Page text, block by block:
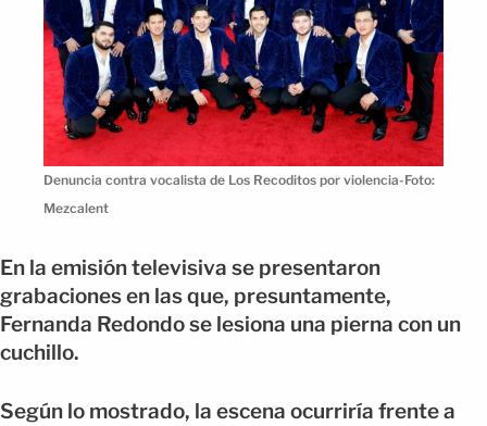
Denuncia contra vocalista de Los Recoditos por violencia-Foto:
Mezcalent
En la emisión televisiva se presentaron
grabaciones en las que, presuntamente,
Fernanda Redondo se lesiona una pierna con un
cuchillo.
Según lo mostrado, la escena ocurriría frente a